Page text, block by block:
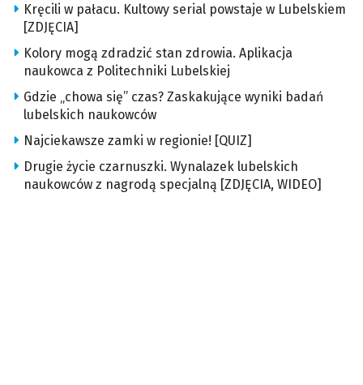
Kręcili w pałacu. Kultowy serial powstaje w Lubelskiem
[ZDJĘCIA]
Kolory mogą zdradzić stan zdrowia. Aplikacja
naukowca z Politechniki Lubelskiej
Gdzie „chowa się” czas? Zaskakujące wyniki badań
lubelskich naukowców
Najciekawsze zamki w regionie! [QUIZ]
Drugie życie czarnuszki. Wynalazek lubelskich
naukowców z nagrodą specjalną [ZDJĘCIA, WIDEO]